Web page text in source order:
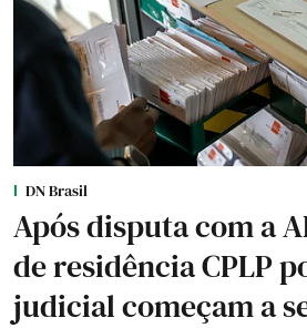
DN Brasil
Após disputa com a
de residência CPLP
judicial começam a